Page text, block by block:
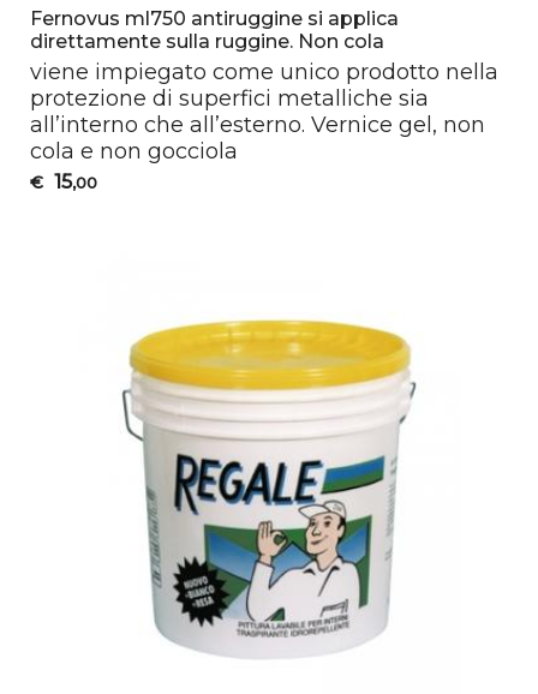
Fernovus ml750 antiruggine si applica
direttamente sulla ruggine. Non cola
viene impiegato come unico prodotto nella
protezione di superfici metalliche sia
all’interno che all’esterno. Vernice gel, non
cola e non gocciola
€ 15,00